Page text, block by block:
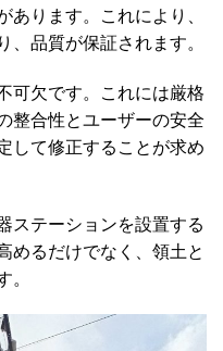
ります。これにより、
品質が保証されます。
可欠です。これには厳格
整合性とユーザーの安全
して修正することが求め
ステーションを設置する
めるだけでなく、領土と
。